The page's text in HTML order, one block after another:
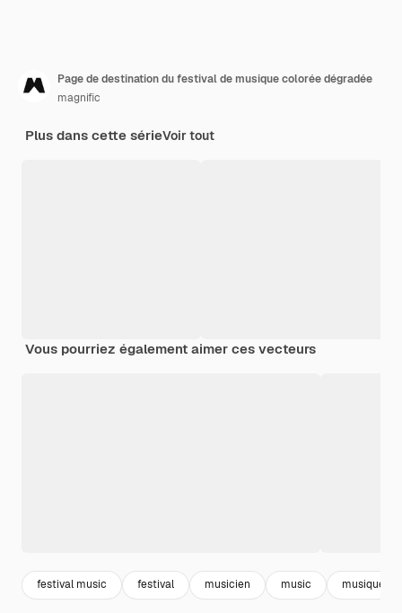
Page de destination du festival de musique colorée dégradée
magnific
Plus dans cette sérieVoir tout
Vous pourriez également aimer ces vecteurs
festival music festival musicien music musique